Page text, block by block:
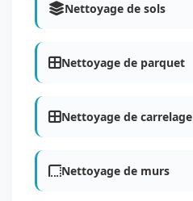
Nettoyage de sols
Nettoyage de parquet
Nettoyage de carrelage
Nettoyage de murs